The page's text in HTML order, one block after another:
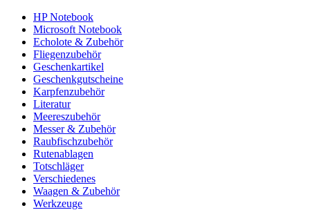
HP Notebook
Microsoft Notebook
Echolote & Zubehör
Fliegenzubehör
Geschenkartikel
Geschenkgutscheine
Karpfenzubehör
Literatur
Meereszubehör
Messer & Zubehör
Raubfischzubehör
Rutenablagen
Totschläger
Verschiedenes
Waagen & Zubehör
Werkzeuge